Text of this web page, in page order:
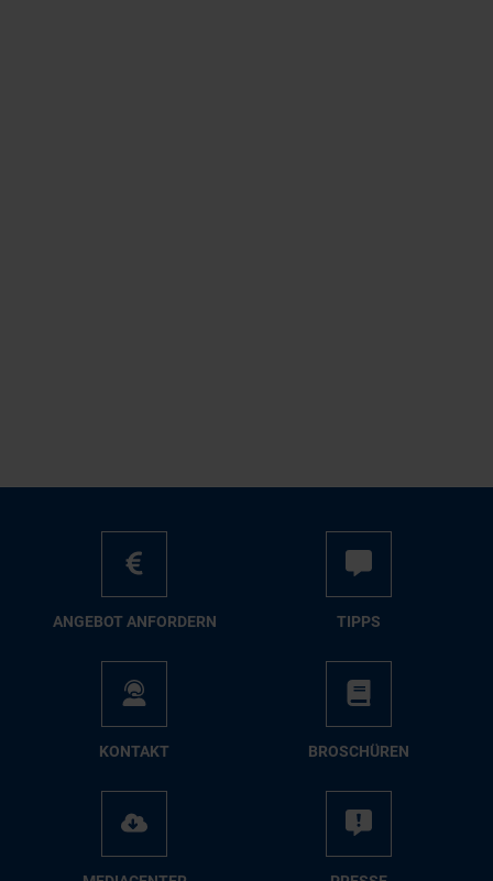
AN­GE­BOT AN­FOR­DERN TIPPS
KON­TAKT BRO­SCHÜ­REN